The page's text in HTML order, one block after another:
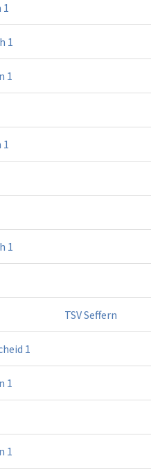
1
1
1
1
1
TSV Seffern
1
1
1